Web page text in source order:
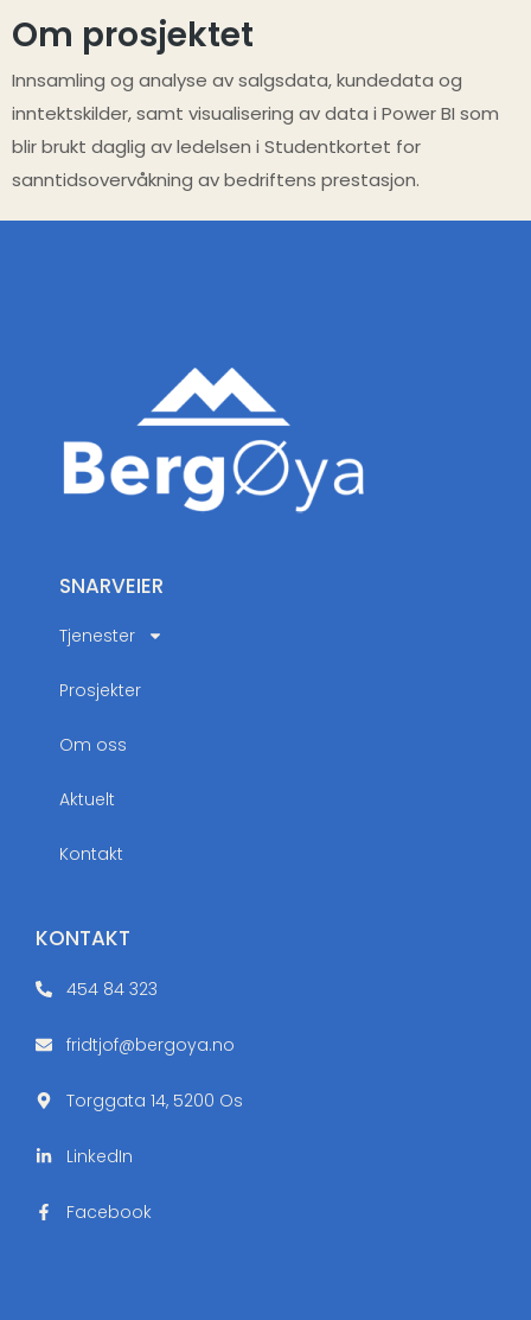
Om prosjektet
Innsamling og analyse av salgsdata, kundedata og
inntektskilder, samt visualisering av data i Power BI som
blir brukt daglig av ledelsen i Studentkortet for
sanntidsovervåkning av bedriftens prestasjon.
SNARVEIER
Tjenester
Prosjekter
Om oss
Aktuelt
Kontakt
KONTAKT
454 84 323
fridtjof@bergoya.no
Torggata 14, 5200 Os
LinkedIn
Facebook